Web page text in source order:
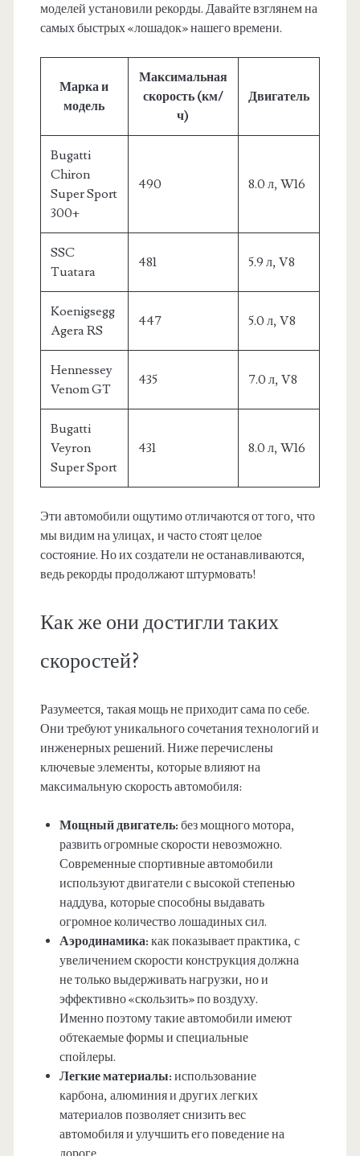
моделей установили рекорды. Давайте взглянем на
самых быстрых «лошадок» нашего времени.
Марка и
модель
Максимальная
скорость (км/
ч)
Двигатель
Bugatti
Chiron
Super Sport
300+
490 8.0 л, W16
SSC
Tuatara
481 5.9 л, V8
Koenigsegg
Agera RS
447 5.0 л, V8
Hennessey
Venom GT
435 7.0 л, V8
Bugatti
Veyron
Super Sport
431 8.0 л, W16
Эти автомобили ощутимо отличаются от того, что
мы видим на улицах, и часто стоят целое
состояние. Но их создатели не останавливаются,
ведь рекорды продолжают штурмовать!
Как же они достигли таких
скоростей?
Разумеется, такая мощь не приходит сама по себе.
Они требуют уникального сочетания технологий и
инженерных решений. Ниже перечислены
ключевые элементы, которые влияют на
максимальную скорость автомобиля:
Мощный двигатель: без мощного мотора,
развить огромные скорости невозможно.
Современные спортивные автомобили
используют двигатели с высокой степенью
наддува, которые способны выдавать
огромное количество лошадиных сил.
Аэродинамика: как показывает практика, с
увеличением скорости конструкция должна
не только выдерживать нагрузки, но и
эффективно «скользить» по воздуху.
Именно поэтому такие автомобили имеют
обтекаемые формы и специальные
спойлеры.
Легкие материалы: использование
карбона, алюминия и других легких
материалов позволяет снизить вес
автомобиля и улучшить его поведение на